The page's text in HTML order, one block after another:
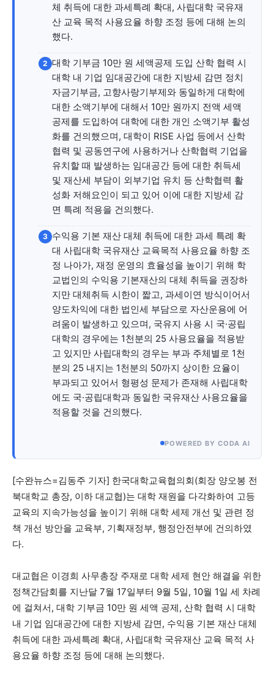
스토어 수완 키즈 청년공감 청라온
기자단 참여
저널리즘 바이브
출판서비스
보도자료 작성 서비스
스위프트 하이브
라라프레스
오픈미트
스토어 수완 키즈 청년공감 청라온
기자단 참여
저널리즘 바이브
출판서비스
보도자료 작성 서비스
스위프트 하이브
라라프레스
오픈미트
깊이를 더하고 넓이를 채우다, 전 세대를 위한 뉴스
체 취득에 대한 과세특례 확대, 사립대학 국유재
산 교육 목적 사용요율 하향 조정 등에 대해 논의
했다.
2 대학 기부금 10만 원 세액공제 도입 산학 협력 시
대학 내 기업 임대공간에 대한 지방세 감면 정치
자금기부금, 고향사랑기부제와 동일하게 대학에
대한 소액기부에 대해서 10만 원까지 전액 세액
공제를 도입하여 대학에 대한 개인 소액기부 활성
화를 건의했으며, 대학이 RISE 사업 등에서 산학
협력 및 공동연구에 사용하거나 산학협력 기업을
유치할 때 발생하는 임대공간 등에 대한 취득세
및 재산세 부담이 외부기업 유치 등 산학협력 활
성화 저해요인이 되고 있어 이에 대한 지방세 감
면 특례 적용을 건의했다.
3 수익용 기본 재산 대체 취득에 대한 과세 특례 확
대 사립대학 국유재산 교육목적 사용요율 하향 조
정 나아가, 재정 운영의 효율성을 높이기 위해 학
교법인의 수익용 기본재산의 대체 취득을 권장하
지만 대체취득 시한이 짧고, 과세이연 방식이어서
양도차익에 대한 법인세 부담으로 자산운용에 어
려움이 발생하고 있으며, 국유지 사용 시 국·공립
대학의 경우에는 1천분의 25 사용요율을 적용받
고 있지만 사립대학의 경우는 부과 주체별로 1천
분의 25 내지는 1천분의 50까지 상이한 요율이
부과되고 있어서 형평성 문제가 존재해 사립대학
에도 국·공립대학과 동일한 국유재산 사용요율을
적용할 것을 건의했다.
POWERED BY CODA AI
[수완뉴스=김동주 기자] 한국대학교육협의회(회장 양오봉 전
북대학교 총장, 이하 대교협)는 대학 재원을 다각화하여 고등
교육의 지속가능성을 높이기 위해 대학 세제 개선 및 관련 정
책 개선 방안을 교육부, 기획재정부, 행정안전부에 건의하였
다.
대교협은 이경희 사무총장 주재로 대학 세제 현안 해결을 위한
정책간담회를 지난달 7월 17일부터 9월 5일, 10월 1일 세 차례
에 걸쳐서, 대학 기부금 10만 원 세액 공제, 산학 협력 시 대학
내 기업 임대공간에 대한 지방세 감면, 수익용 기본 재산 대체
취득에 대한 과세특례 확대, 사립대학 국유재산 교육 목적 사
용요율 하향 조정 등에 대해 논의했다.